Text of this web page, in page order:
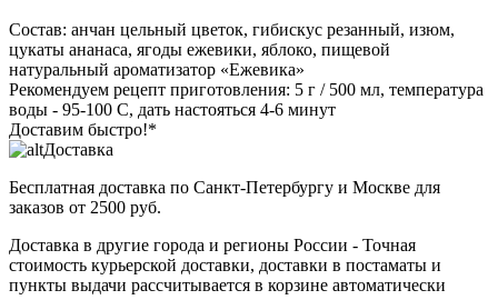
Состав: анчан цельный цветок, гибискус резанный, изюм,
цукаты ананаса, ягоды ежевики, яблоко, пищевой
натуральный ароматизатор «Ежевика»
Рекомендуем рецепт приготовления: 5 г / 500 мл, температура
воды - 95-100 С, дать настояться 4-6 минут
Доставим быстро!*
Доставка
Бесплатная доставка по Санкт-Петербургу и Москве для
заказов от 2500 руб.
Доставка в другие города и регионы России - Точная
стоимость курьерской доставки, доставки в постаматы и
пункты выдачи рассчитывается в корзине автоматически